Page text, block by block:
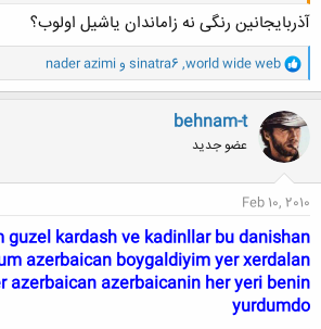
آذربایجانین رنگی نه زاماندان یاشیل اولوب؟
و
ا
ک
ن
ش
ه
ا
world wide web
,
sinatra6 و nader azimi
behnam-t
عضو جدید
Feb 10, 2010
kardash ve kadinllar bu danishan
azerbaican boygaldiyim yer xerdalan
azerbaican azerbaicanin her yeri benin
yurdumdo